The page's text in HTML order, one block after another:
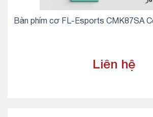
Bàn phím cơ FL-Esports CMK87SA
Liên hệ